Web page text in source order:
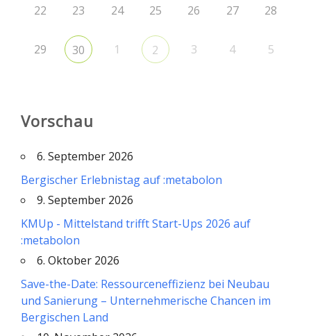
22 23 24 25 26 27 28
29 30 1 2 3 4 5
Vorschau
6. September 2026
Bergischer Erlebnistag auf :metabolon
9. September 2026
KMUp - Mittelstand trifft Start-Ups 2026 auf
:metabolon
6. Oktober 2026
Save-the-Date: Ressourceneffizienz bei Neubau
und Sanierung – Unternehmerische Chancen im
Bergischen Land